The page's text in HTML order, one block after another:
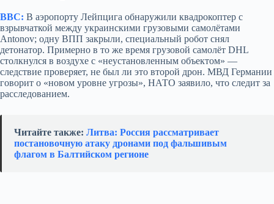
BBC: В аэропорту Лейпцига обнаружили квадрокоптер с
взрывчаткой между украинскими грузовыми самолётами
Antonov; одну ВПП закрыли, специальный робот снял
детонатор. Примерно в то же время грузовой самолёт DHL
столкнулся в воздухе с «неустановленным объектом» —
следствие проверяет, не был ли это второй дрон. МВД Германии
говорит о «новом уровне угрозы», НАТО заявило, что следит за
расследованием.
Читайте также: Литва: Россия рассматривает
постановочную атаку дронами под фальшивым
флагом в Балтийском регионе